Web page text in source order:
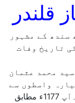
فروری 1275ء مطابق 21 شعبان 673ھ سندھ کے مشہور
تاریخ وفات
محمد عثمان
واسطوں سے
حضرت امام جعفر صادقؑ سے ملتا ہے۔آپ 1177ء مطابق